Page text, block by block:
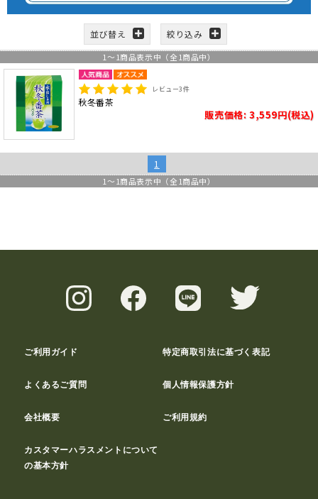
並び替え 絞り込み
1 ～ 1商品表示中（全 1商品中）
レビュー3件
秋冬番茶
販売価格: 3,559円(税込)
1
1 ～ 1商品表示中（全 1商品中）
ご利用ガイド 特定商取引法に基づく表記
よくあるご質問 個人情報保護方針
会社概要 ご利用規約
カスタマーハラスメントについて
の基本方針